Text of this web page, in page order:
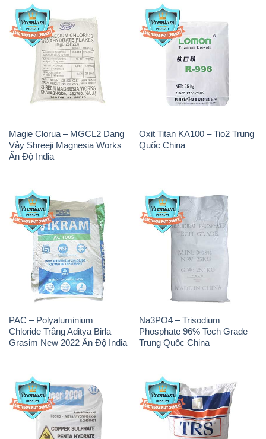
Magie Clorua – MGCL2 Dạng
Vảy Shreeji Magnesia Works
Ấn Độ India
Oxit Titan KA100 – Tio2 Trung
Quốc China
PAC – Polyaluminium
Chloride Trắng Aditya Birla
Grasim New 2022 Ấn Độ India
Na3PO4 – Trisodium
Phosphate 96% Tech Grade
Trung Quốc China